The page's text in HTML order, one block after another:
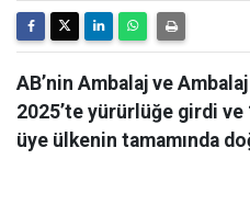
AB’nin Ambalaj ve
2025’te yürürlüğe girdi
üye ülkenin tamamında